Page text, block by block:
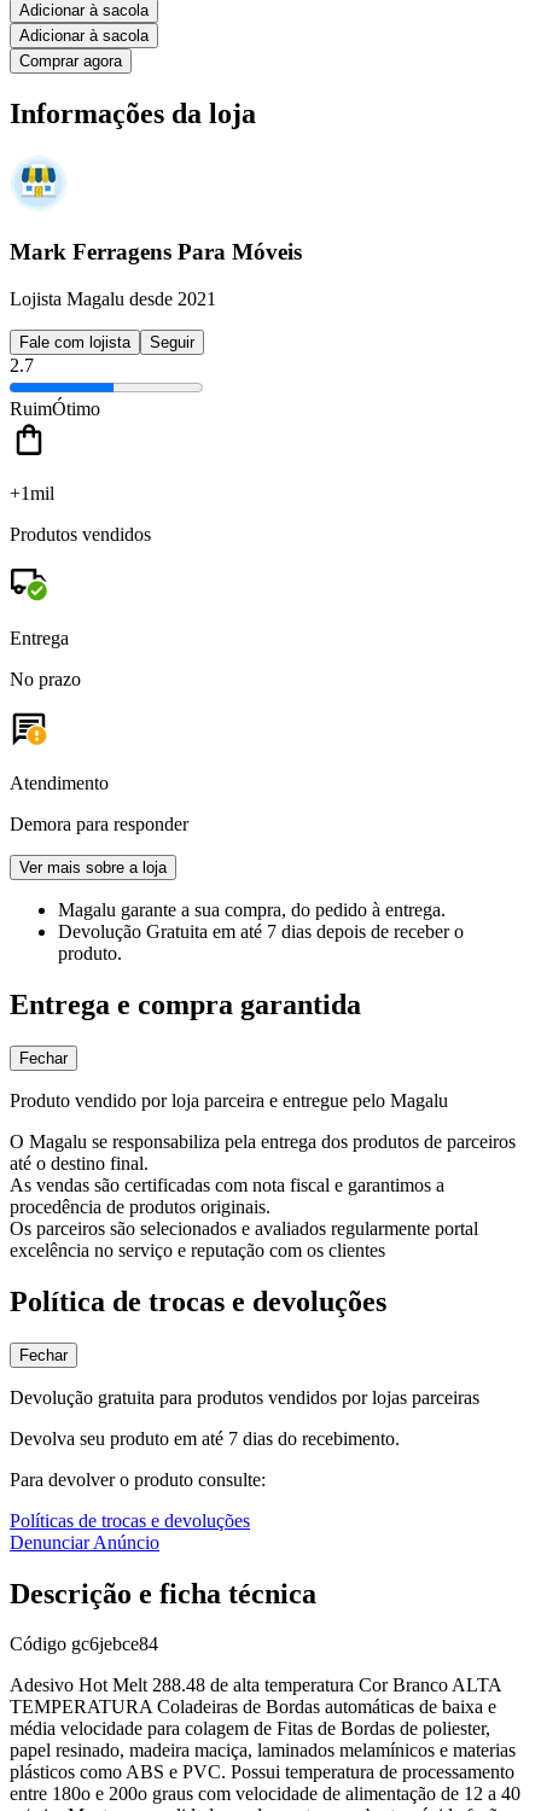
Adicionar à sacola
Adicionar à sacola
Comprar agora
Informações da loja
Mark Ferragens Para Móveis
Lojista Magalu desde 2021
Fale com lojista Seguir
2.7
RuimÓtimo
+1mil
Produtos vendidos
Entrega
No prazo
Atendimento
Demora para responder
Ver mais sobre a loja
Magalu garante a sua compra, do pedido à entrega.
Devolução Gratuita em até 7 dias depois de receber o
produto.
Entrega e compra garantida
Fechar
Produto vendido por loja parceira e entregue pelo Magalu
O Magalu se responsabiliza pela entrega dos produtos de parceiros
até o destino final.
As vendas são certificadas com nota fiscal e garantimos a
procedência de produtos originais.
Os parceiros são selecionados e avaliados regularmente portal
excelência no serviço e reputação com os clientes
Política de trocas e devoluções
Fechar
Devolução gratuita para produtos vendidos por lojas parceiras
Devolva seu produto em até 7 dias do recebimento.
Para devolver o produto consulte:
Políticas de trocas e devoluções
Denunciar Anúncio
Descrição e ficha técnica
Código gc6jebce84
Adesivo Hot Melt 288.48 de alta temperatura Cor Branco ALTA
TEMPERATURA Coladeiras de Bordas automáticas de baixa e
média velocidade para colagem de Fitas de Bordas de poliester,
papel resinado, madeira maciça, laminados melamínicos e materias
plásticos como ABS e PVC. Possui temperatura de processamento
entre 180o e 200o graus com velocidade de alimentação de 12 a 40